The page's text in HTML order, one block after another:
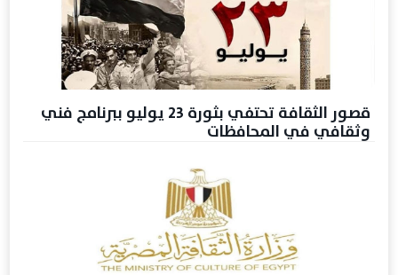
قصور الثقافة تحتفي بثورة 23 يوليو ببرنامج فني
وثقافي في المحافظات